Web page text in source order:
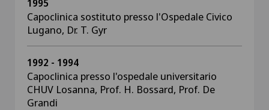
1995
Capoclinica sostituto presso l'Ospedale Civico
Lugano, Dr. T. Gyr
1992 - 1994
Capoclinica presso l'ospedale universitario
CHUV Losanna, Prof. H. Bossard, Prof. De
Grandi